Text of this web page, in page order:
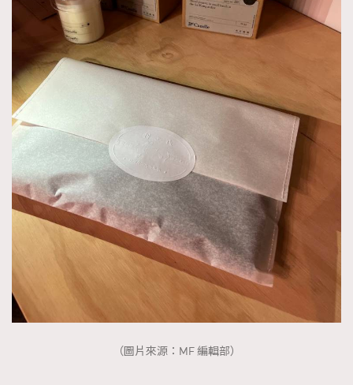
（圖片來源：MF 編輯部）